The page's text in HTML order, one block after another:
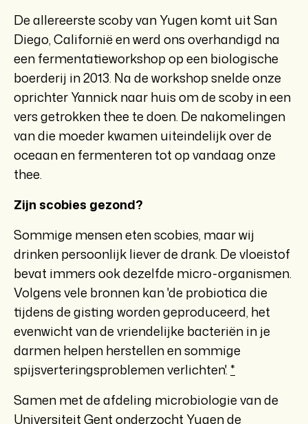
De allereerste scoby van Yugen komt uit San
Diego, Californië en werd ons overhandigd na
een fermentatieworkshop op een biologische
boerderij in 2013. Na de workshop snelde onze
oprichter Yannick naar huis om de scoby in een
vers getrokken thee te doen. De nakomelingen
van die moeder kwamen uiteindelijk over de
oceaan en fermenteren tot op vandaag onze
thee.
Zijn scobies gezond?
Sommige mensen eten scobies, maar wij
drinken persoonlijk liever de drank. De vloeistof
bevat immers ook dezelfde micro-organismen.
Volgens vele bronnen kan 'de probiotica die
tijdens de gisting worden geproduceerd, het
evenwicht van de vriendelijke bacteriën in je
darmen helpen herstellen en sommige
spijsverteringsproblemen verlichten'.*
Samen met de afdeling microbiologie van de
Universiteit Gent onderzocht Yugen de